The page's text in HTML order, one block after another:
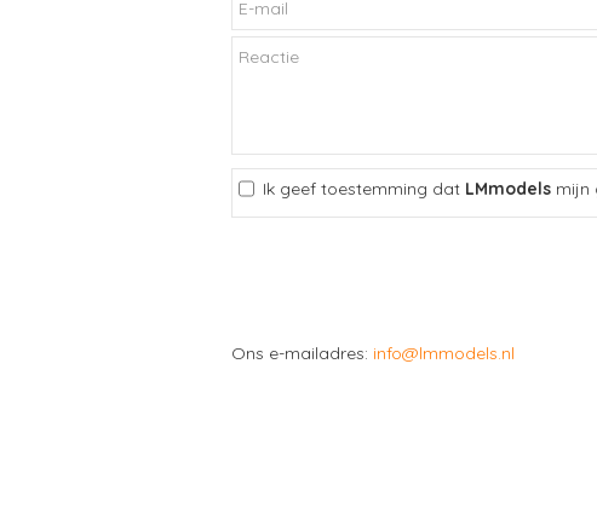
Ik geef toestemming dat LMmodels mijn
Ons e-mailadres: info@lmmodels.nl